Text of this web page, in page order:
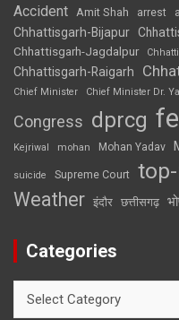
Accident Amit Shah arrest
Chhattisgarh-Bijapur
Chhattisgarh-Jagdalpur
Chhattisgarh-Raigarh
Chief Minister
Chief Minister Dr.
Congress dprcg
Kejriwal mohan Mohan Yadav
suicide Supreme Court
Weather इंदौर छत्तीसगढ़
Categories